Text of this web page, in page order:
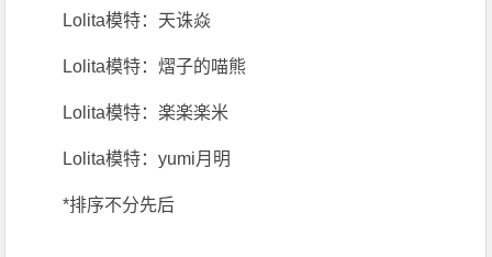
Lolita模特：天诛焱
Lolita模特：熠子的喵熊
Lolita模特：楽楽楽米
Lolita模特：yumi月明
*排序不分先后